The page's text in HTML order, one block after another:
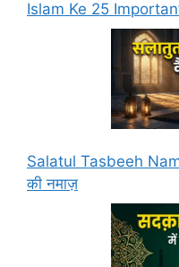
Islam Ke 25
Salatul Tasbeeh
की नमाज़